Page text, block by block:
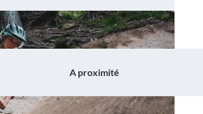
A proximité